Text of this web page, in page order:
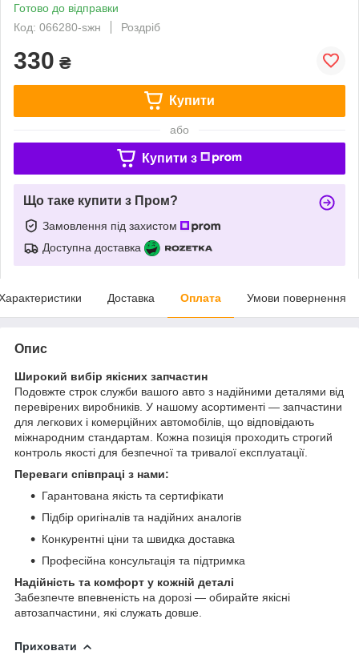
Готово до відправки
Код: 066280-sжн
Роздріб
330 ₴
Купити
або
Купити з
Що таке купити з Пром?
Замовлення під захистом
Доступна доставка
Доставка Оплата Умови повернення
Опис
Широкий вибір якісних запчастин
Подовжте строк служби вашого авто з надійними деталями від
перевірених виробників. У нашому асортименті — запчастини
для легкових і комерційних автомобілів, що відповідають
міжнародним стандартам. Кожна позиція проходить строгий
контроль якості для безпечної та тривалої експлуатації.
Переваги співпраці з нами:
Гарантована якість та сертифікати
Підбір оригіналів та надійних аналогів
Конкурентні ціни та швидка доставка
Професійна консультація та підтримка
Надійність та комфорт у кожній деталі
Забезпечте впевненість на дорозі — обирайте якісні
автозапчастини, які служать довше.
Приховати